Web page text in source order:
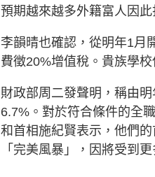
預期越來越多外籍富人因此
李韻晴也確認，從明年1月
費徵20%增值稅。貴族學
財政部周二發聲明，稱由
6.7%。對於符合條件的全
和首相施紀賢表示，他們
「完美風暴」，因將受到